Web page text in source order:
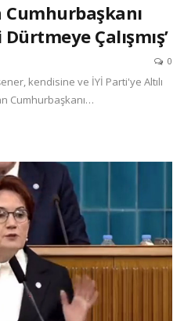
Cumhurbaşkanı
Dürtmeye Çalışmış’
0
kendisine ve İYİ Parti'ye Altılı
Cumhurbaşkanı…